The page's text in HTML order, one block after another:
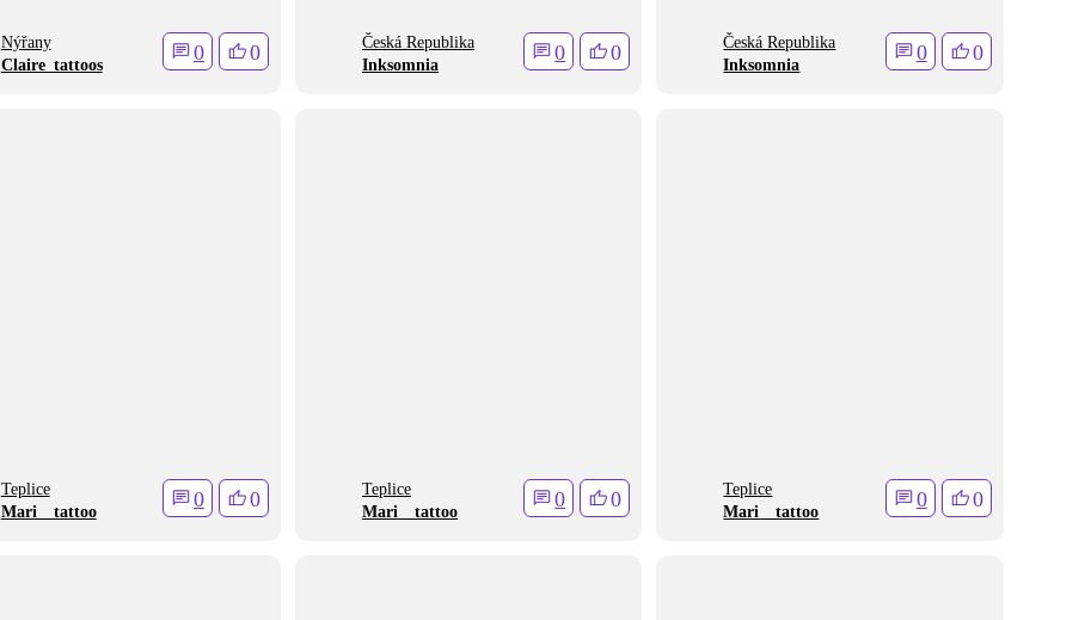
Nýřany
Claire_tattoos
0 0
Česká Republika
Inksomnia
0 0
Česká Republika
Inksomnia
0 0
Teplice
Mari__tattoo
0 0
Teplice
Mari__tattoo
0 0
Teplice
Mari__tattoo
0 0